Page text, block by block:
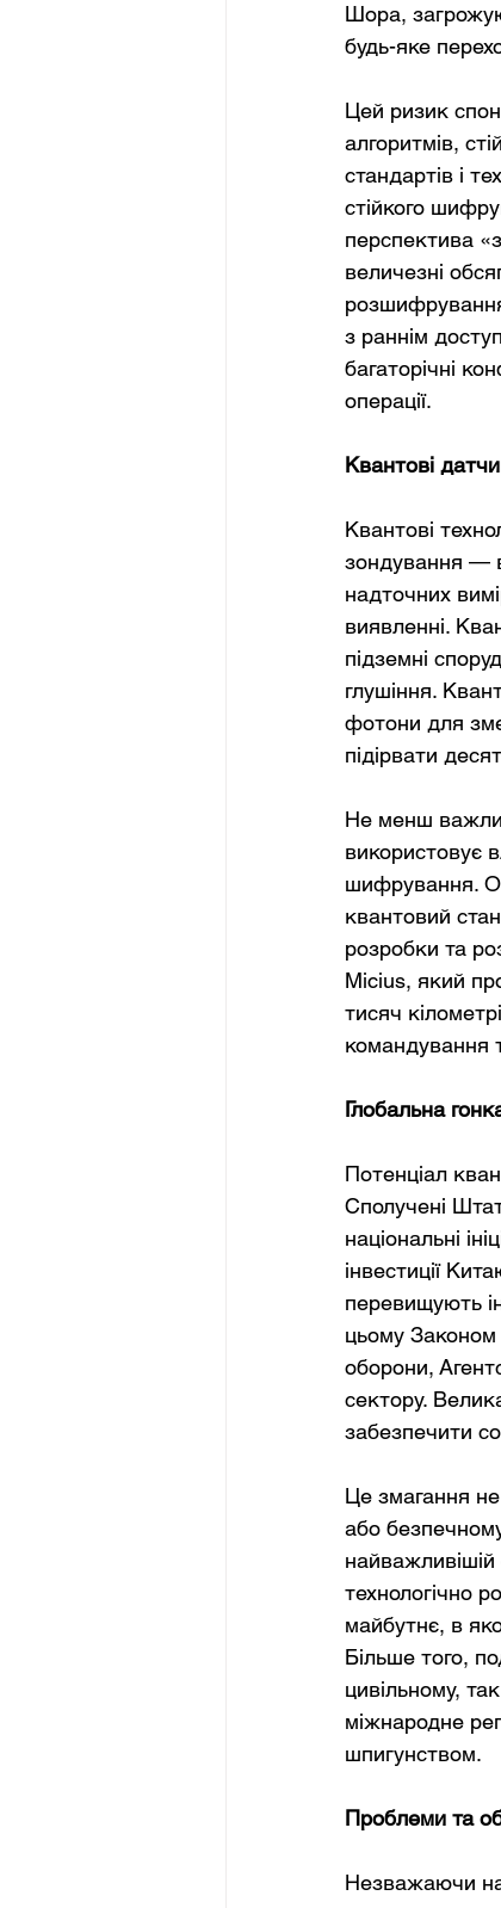
Шора,
будь-яке
Цей ризик
алгоритмів,
стандартів і
стійкого
перспектива
величезні
з раннім
багаторічні
операції.
Квантові
Квантові
зондування —
надточних
виявленні.
підземні
глушіння.
фотони для
підірвати
Не менш
використовує
шифрування.
квантовий
розробки та
Micius, який
тисяч
командування
Глобальна
Потенціал
Сполучені
національні
інвестиції
перевищують
цьому Законом
оборони,
сектору.
забезпечити
Це змагання
або
технологічно
майбутнє, в
Більше того,
цивільному,
міжнародне
шпигунством.
Проблеми та
Незважаючи